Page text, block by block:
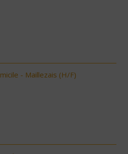
- Maillezais (H/F)